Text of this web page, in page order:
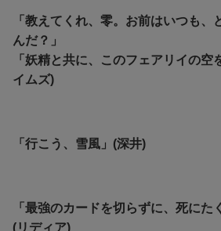
「教えてくれ、零。お前はいつも、
んだ？」
「妖精と共に、このフェアリイの空
イムズ)
「行こう、雪風」(深井)
「最強のカードを切らずに、死にた
(リディア)